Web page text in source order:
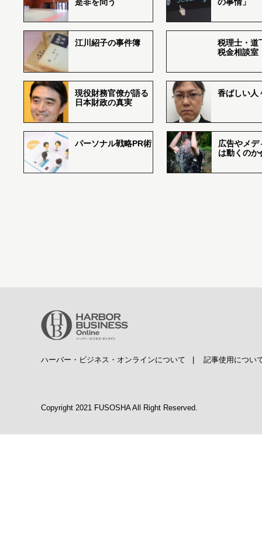
江川紹子の事件簿
税理士・道
税金相談室
現役財務官僚が語る
日本財政の真実
香ばしい
パーソナル戦略PR術
広告やメデ
は動くのか
ハーバー・ビジネス・オンラインについて 記事使用につい
Copyright 2021 FUSOSHA All Right Reserved.